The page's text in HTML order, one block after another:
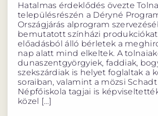
Hatalmas érdeklődés övezte
településrészén a Déryné
Országjárás alprogram
bemutatott színházi
előadásból álló bérletek a
nap alatt mind elkeltek. A
dunaszentgyörgyiek, faddiak,
szekszárdiak is helyet foglaltak a
soraiban, valamint a mözsi
Népfőiskola tagjai is
közel […]